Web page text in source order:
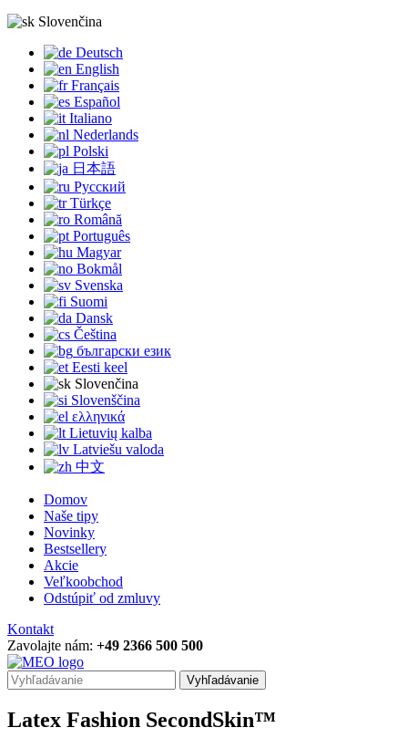
Slovenčina
Deutsch
English
Français
Español
Italiano
Nederlands
Polski
日本語
Русский
Türkçe
Română
Português
Magyar
Bokmål
Svenska
Suomi
Dansk
Čeština
български език
Eesti keel
Slovenčina
Slovenščina
ελληνικά
Lietuvių kalba
Latviešu valoda
中文
Domov
Naše tipy
Novinky
Bestsellery
Akcie
Veľkoobchod
Odstúpiť od zmluvy
Kontakt
Zavolajte nám: +49 2366 500 500
Vyhľadávanie
Latex Fashion SecondSkin™